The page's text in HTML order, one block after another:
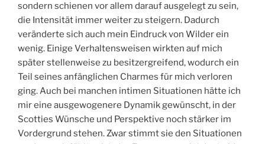
sondern schienen vor allem darauf ausgelegt zu sein,
die Intensität immer weiter zu steigern. Dadurch
veränderte sich auch mein Eindruck von Wilder ein
wenig. Einige Verhaltensweisen wirkten auf mich
später stellenweise zu besitzergreifend, wodurch ein
Teil seines anfänglichen Charmes für mich verloren
ging. Auch bei manchen intimen Situationen hätte ich
mir eine ausgewogenere Dynamik gewünscht, in der
Scotties Wünsche und Perspektive noch stärker im
Vordergrund stehen. Zwar stimmt sie den Situationen